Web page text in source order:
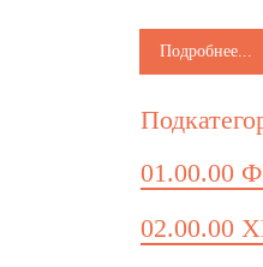
Подробнее...